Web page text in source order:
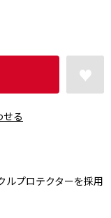
せる
ルプロテクターを採用